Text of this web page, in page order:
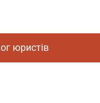
юристів